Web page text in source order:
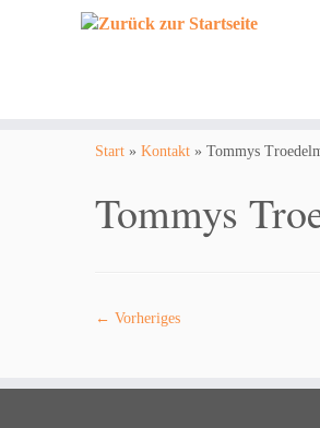
Start » Kontakt » Tommys
Tommys
← Vorheriges